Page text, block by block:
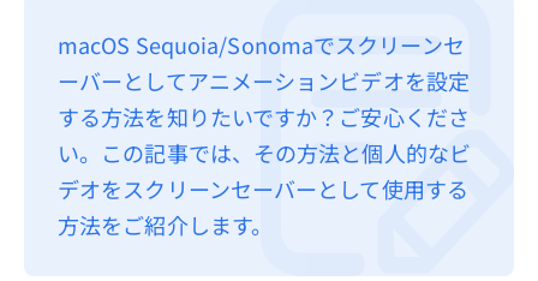
プライバシーポリシー
利用規約
返金について
macOS Sequoia/Sonomaでスクリーンセ
ーバーとしてアニメーションビデオを設定
する方法を知りたいですか？ご安心くださ
い。この記事では、その方法と個人的なビ
デオをスクリーンセーバーとして使用する
方法をご紹介します。